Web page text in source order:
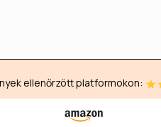
ellenőrzött platformokon: